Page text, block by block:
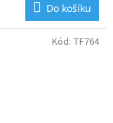
Do košíku
Kód: TF764